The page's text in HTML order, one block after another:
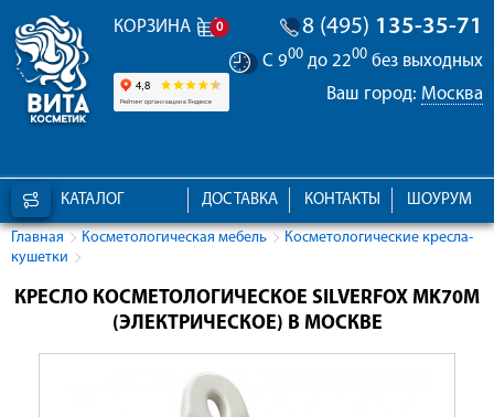
КОРЗИНА 0 8 (495) 135-35-71
С 900 до 2200 без выходных
Ваш город: Москва
КАТАЛОГ ШОУРУМ
КОНТАКТЫ
ДОСТАВКА
Главная Косметологическая мебель
Косметологические кресла-
кушетки
КРЕСЛО КОСМЕТОЛОГИЧЕСКОЕ SILVERFOX MK70M
(ЭЛЕКТРИЧЕСКОЕ) В МОСКВЕ